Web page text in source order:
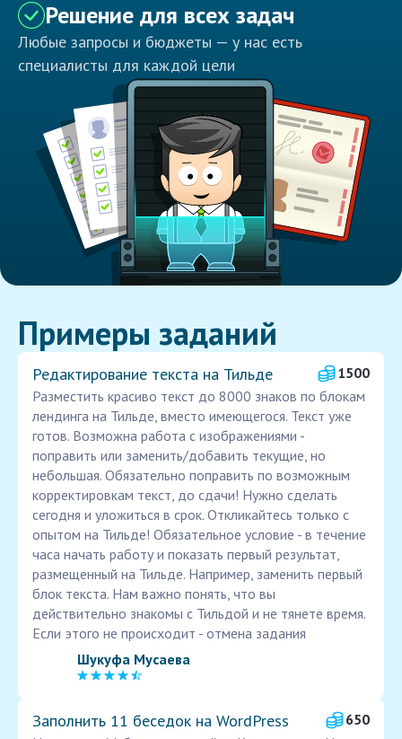
Решение для всех задач
Любые запросы и бюджеты — у нас есть
специалисты для каждой цели
Примеры заданий
Редактирование текста на Тильде
1500
Разместить красиво текст до 8000 знаков по блокам
лендинга на Тильде, вместо имеющегося. Текст уже
готов. Возможна работа с изображениями -
поправить или заменить/добавить текущие, но
небольшая. Обязательно поправить по возможным
корректировкам текст, до сдачи! Нужно сделать
сегодня и уложиться в срок. Откликайтесь только с
опытом на Тильде! Обязательное условие - в течение
часа начать работу и показать первый результат,
размещенный на Тильде. Например, заменить первый
блок текста. Нам важно понять, что вы
действительно знакомы с Тильдой и не тянете время.
Если этого не происходит - отмена задания
Шукуфа Мусаева
Заполнить 11 беседок на WordPress
650